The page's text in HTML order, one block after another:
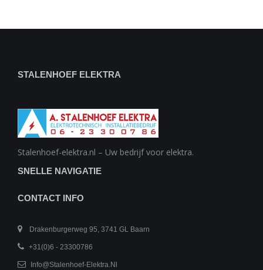
STALENHOEF ELEKTRA
Stalenhoef-elektra.nl – Uw bedrijf voor elektra.
SNELLE NAVIGATIE
CONTACT INFO
Drakenburgerweg 95, 3741 GL Baarn
+31(0)6 - 23300786
Info@stalenhoef-Elektra.nl